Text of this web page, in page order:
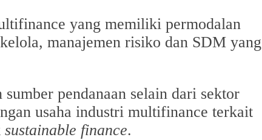
yang memiliki permodalan
manajemen risiko dan SDM yang
pendanaan selain dari sektor
usaha industri multifinance terkait
sustainable finance.